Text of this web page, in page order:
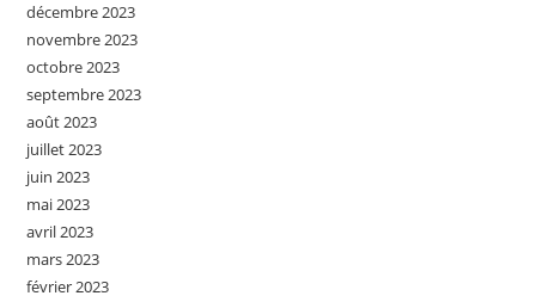
décembre 2023
novembre 2023
octobre 2023
septembre 2023
août 2023
juillet 2023
juin 2023
mai 2023
avril 2023
mars 2023
février 2023